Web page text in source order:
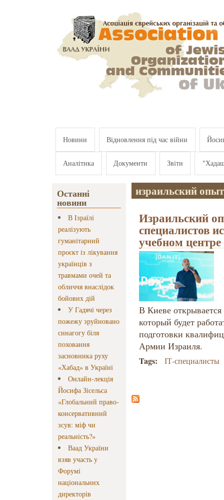
Новини Відновлення під час війни
Аналітика Документи Звіти
Останні
новини
В Ізраїлі
реалізують
гуманітарний
проєкт із лікування
українців з
травмами очей та
обличчя внаслідок
бойових дій
У Гадячі через
пожежу зруйновано
синагогу біля
поховання
засновника руху
«Хабад» в Україні
Онлайн-лекція
Йосифа Зісельса
«Глобальний право-
консервативний
зсув: міф чи
реальність?»
Ваад України
взяв участь у
Форумі
національних
директорів
израильский опыт
Израильский
специалистов
учебном
В Киеве
который будет
подготовки
Армии Израиля.
Tags: ІТ-специалисты